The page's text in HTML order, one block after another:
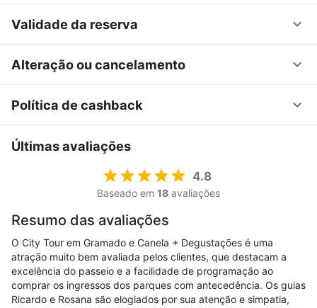
Validade da reserva
Alteração ou cancelamento
Política de cashback
Últimas avaliações
4.8
Baseado em 18 avaliações
Resumo das avaliações
O City Tour em Gramado e Canela + Degustações é uma
atração muito bem avaliada pelos clientes, que destacam a
excelência do passeio e a facilidade de programação ao
comprar os ingressos dos parques com antecedência. Os guias
Ricardo e Rosana são elogiados por sua atenção e simpatia,